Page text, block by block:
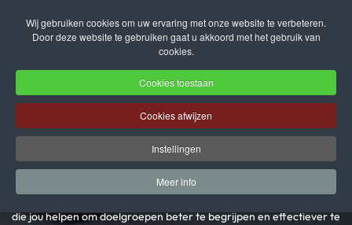
Wij gebruiken cookies om uw ervaring met onze website te verbeteren.
Door deze website te gebruiken gaat u akkoord met het gebruik van
cookies.
Cookies toestaan
Cookies afwijzen
Instellingen
Meer info
Terug naar hoofdinhoud
Webshop
Krijg snel toegang tot inzichten die ertoe doen
die jou helpen om doelgroepen beter te begrijpen en effectiever te